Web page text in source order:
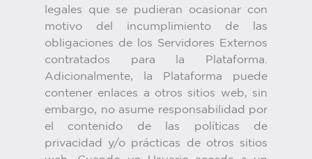
legales que se pudieran ocasionar con
motivo del incumplimiento de las
obligaciones de los Servidores Externos
contratados para la Plataforma.
Adicionalmente, la Plataforma puede
contener enlaces a otros sitios web, sin
embargo, no asume responsabilidad por
el contenido de las políticas de
privacidad y/o prácticas de otros sitios